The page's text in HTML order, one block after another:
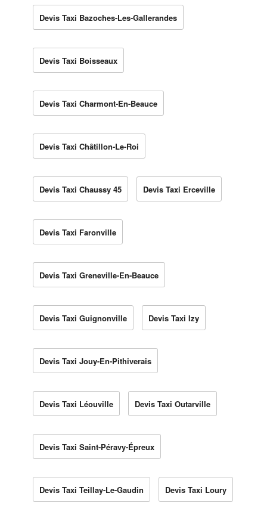
Devis Taxi Bazoches-Les-Gallerandes
Devis Taxi Boisseaux
Devis Taxi Charmont-En-Beauce
Devis Taxi Châtillon-Le-Roi
Devis Taxi Chaussy 45 Devis Taxi Erceville
Devis Taxi Faronville
Devis Taxi Greneville-En-Beauce
Devis Taxi Guignonville Devis Taxi Izy
Devis Taxi Jouy-En-Pithiverais
Devis Taxi Léouville Devis Taxi Outarville
Devis Taxi Saint-Péravy-Épreux
Devis Taxi Teillay-Le-Gaudin Devis Taxi Loury